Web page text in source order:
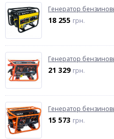
Генератор
18 255 грн.
Генератор
21 329 грн.
Генератор
15 573 грн.